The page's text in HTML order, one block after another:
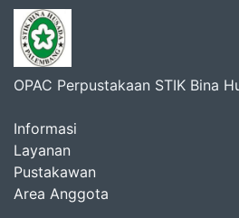
OPAC Perpustakaan STIK Bina
Informasi
Layanan
Pustakawan
Area Anggota